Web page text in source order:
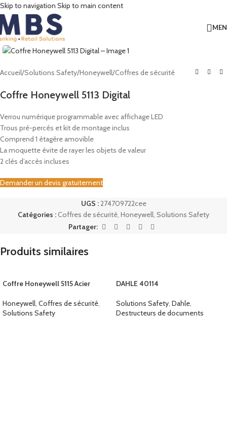
Skip to navigation Skip to main content
Click to enlarge
Accueil/Solutions Safety/Honeywell/Coffres de sécurité
Coffre Honeywell 5113 Digital
Verrou numérique programmable avec affichage LED
Trous pré-percés et kit de montage inclus
Comprend 1 étagère amovible
La moquette évite de rayer les objets de valeur
2 clés d’accès incluses
Demander un devis gratuitement
UGS :274709722cee
Catégories :Coffres de sécurité Honeywell Solutions Safety
Partager:
Produits similaires
Coffre Honeywell 5115 Acier
Honeywell Coffres de sécurité
Solutions Safety
DAHLE 40114
Solutions Safety Dahle
Destructeurs de documents